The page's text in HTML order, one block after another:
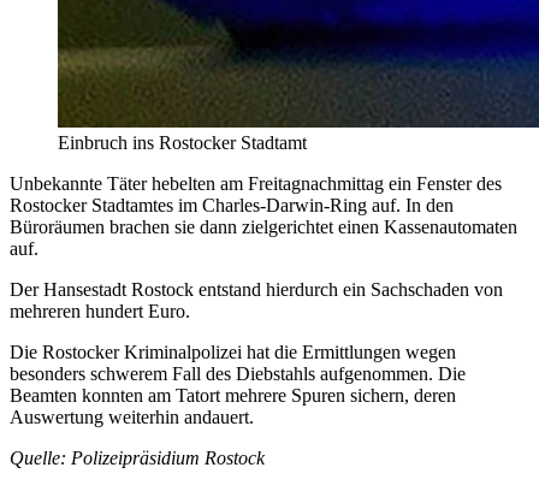
Einbruch ins Rostocker Stadtamt
Unbekannte Täter hebelten am Freitagnachmittag ein Fenster des
Rostocker Stadtamtes im Charles-Darwin-Ring auf. In den
Büroräumen brachen sie dann zielgerichtet einen Kassenautomaten
auf.
Der Hansestadt Rostock entstand hierdurch ein Sachschaden von
mehreren hundert Euro.
Die Rostocker Kriminalpolizei hat die Ermittlungen wegen
besonders schwerem Fall des Diebstahls aufgenommen. Die
Beamten konnten am Tatort mehrere Spuren sichern, deren
Auswertung weiterhin andauert.
Quelle: Polizeipräsidium Rostock